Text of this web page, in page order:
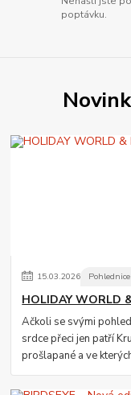
poptávku.
15.03.2026
HOLIDAY WORLD
Ačkoli se svými
srdce přeci jen patří
prošlapané a ve